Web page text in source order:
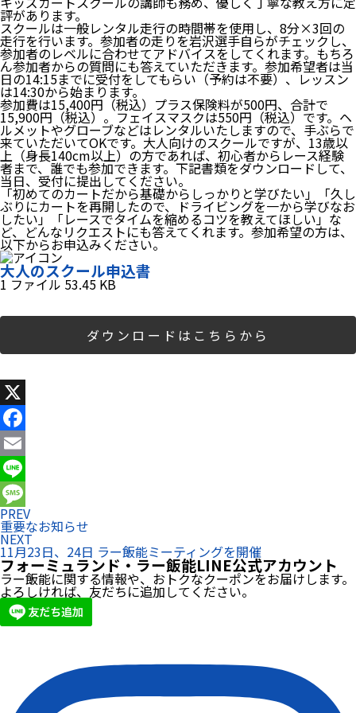
評があります。
スクールは一般レンタル走行の時間帯を使用し、8分×3回の
走行を行います。参加者の走りを岩沢選手自らがチェックし、
参加者のレベルに合わせてアドバイスをしてくれます。もちろ
ん参加者からの質問にも答えていただきます。参加希望者は当
日の14:15までに受付をしてもらい（予約は不要）、レッスン
は14:30から始まります。
参加費は15,400円（税込）プラス保険料が500円、合計で
15,900円（税込）。フェイスマスクは550円（税込）です。ヘ
ルメットやグローブなどはレンタルいたしますので、手ぶらで
来ていただいてOKです。大人向けのスクールですが、13歳以
上（身長140cm以上）の方であれば、初心者からレース経験
者まで、誰でも参加できます。下記書類をダウンロードして、
当日、受付に提出してください。
「初めてのカートだから基礎からしっかりと学びたい」「久し
ぶりにカートを再開したので、ドライビングを一から学びなお
したい」「レースでタイムを縮めるコツを教えてほしい」な
ど、どんなリクエストにも答えてくれます。参加希望の方は、
以下からお申込みください。
大人のスクール申込書
1 ファイル53.45 KB
ダウンロードはこちらから
X
Facebook
Email
Line
Message
PREV
重要なお知らせ
NEXT
11月23日、24日 ラー飯能ミーティングを開催
フォーミュランド・ラー飯能LINE公式アカウント
ラー飯能に関する情報や、おトクなクーポンをお届けします。
よろしければ、友だちに追加してください。